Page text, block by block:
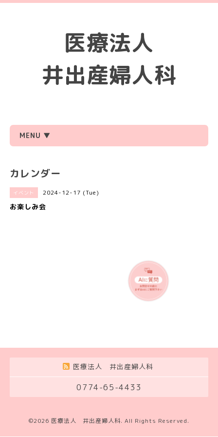
医療法人
井出産婦人科
MENU ▼
カレンダー
イベント 2024-12-17 (Tue)
お楽しみ会
医療法人 井出産婦人科
0774-65-4433
©2026 医療法人 井出産婦人科. All Rights Reserved.